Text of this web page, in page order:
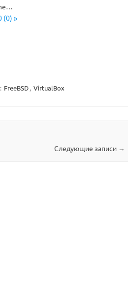
(0) »
FreeBSD, VirtualBox
Следующие записи →